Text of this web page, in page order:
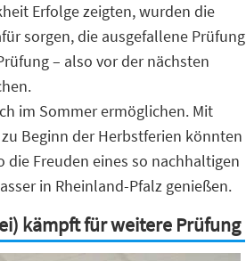
Erfolge zeigten, wurden die
sorgen, die ausgefallene Prüfung
– also vor der nächsten
im Sommer ermöglichen. Mit
Beginn der Herbstferien könnten
Freuden eines so nachhaltigen
in Rheinland-Pfalz genießen.
kämpft für weitere Prüfung